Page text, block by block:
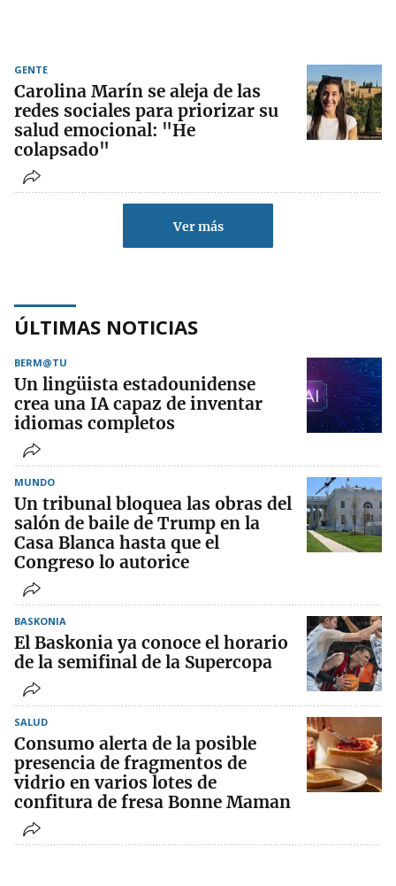
GENTE
Carolina Marín se aleja de las
redes sociales para priorizar su
salud emocional: "He
colapsado"
Ver más
ÚLTIMAS NOTICIAS
BERM@TU
Un lingüista estadounidense
crea una IA capaz de inventar
idiomas completos
MUNDO
Un tribunal bloquea las obras del
salón de baile de Trump en la
Casa Blanca hasta que el
Congreso lo autorice
BASKONIA
El Baskonia ya conoce el horario
de la semifinal de la Supercopa
SALUD
Consumo alerta de la posible
presencia de fragmentos de
vidrio en varios lotes de
confitura de fresa Bonne Maman